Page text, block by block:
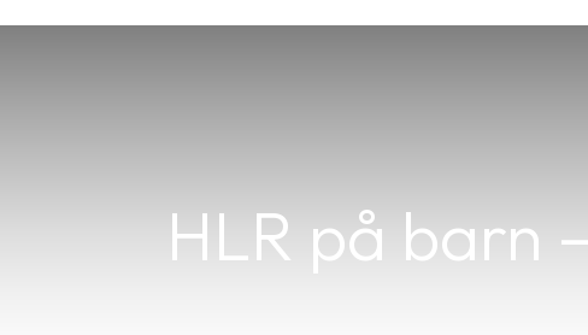
HLR på barn